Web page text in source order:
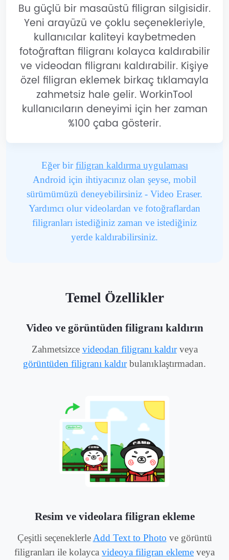
Bu güçlü bir masaüstü filigran silgisidir.
Yeni arayüzü ve çoklu seçenekleriyle,
kullanıcılar kaliteyi kaybetmeden
fotoğraftan filigranı kolayca kaldırabilir
ve videodan filigranı kaldırabilir. Kişiye
özel filigran eklemek birkaç tıklamayla
zahmetsiz hale gelir. WorkinTool
kullanıcıların deneyimi için her zaman
%100 çaba gösterir.
Eğer birfiligran kaldırma uygulaması
Android için ihtiyacınız olan şeyse, mobil
sürümümüzü deneyebilirsiniz - Video Eraser.
Yardımcı olur videolardan ve fotoğraflardan
filigranları istediğiniz zaman ve istediğiniz
yerde kaldırabilirsiniz.
Temel Özellikler
Video ve görüntüden filigranı kaldırın
Zahmetsizce videodan filigranı kaldırveya
görüntüden filigranı kaldırbulanıklaştırmadan.
Resim ve videolara filigran ekleme
Çeşitli seçeneklerle Add Text to Photo ve görüntü
filigranları ile kolayca videoya filigran ekleme veya